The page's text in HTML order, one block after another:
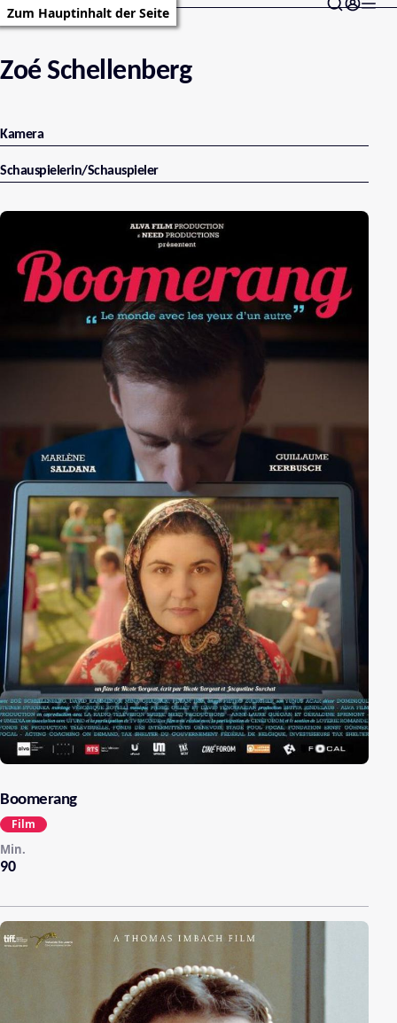
Zum Hauptinhalt der Seite
Zoé Schellenberg
Kamera
Schauspielerin/Schauspieler
Boomerang
90
Min.
Film